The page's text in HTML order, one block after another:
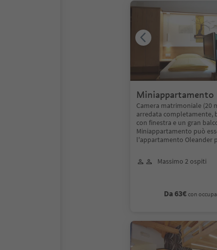
Miniappartamento
Camera matrimoniale (20
arredata completamente,
con finestra e un gran
Miniappartamento può
l'appartamento Oleander
Massimo 2 ospiti
Da 63€ con